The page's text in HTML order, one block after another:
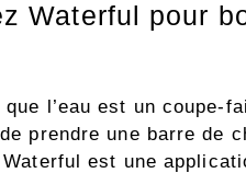
Waterful pour
l’eau est un coupe-
prendre une barre de
Waterful est une